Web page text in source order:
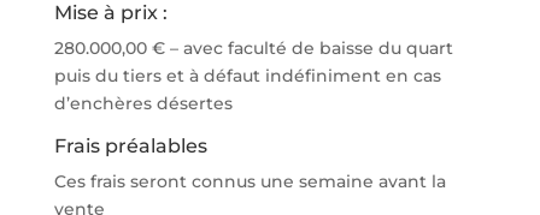
Mise à prix :
280.000,00 € – avec faculté de baisse du quart
puis du tiers et à défaut indéfiniment en cas
d’enchères désertes
Frais préalables
Ces frais seront connus une semaine avant la
vente